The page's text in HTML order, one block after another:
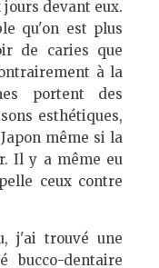
devant eux.
qu'on est plus
de caries que
à la
portent des
esthétiques,
même si la
Il y a même eu
ceux contre
j'ai trouvé une
bucco-dentaire